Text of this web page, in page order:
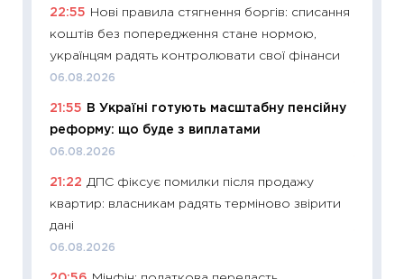
22:55
Нові правила стягнення боргів: списання
коштів без попередження стане нормою,
українцям радять контролювати свої фінанси
06.08.2026
21:55
В Україні готують масштабну пенсійну
реформу: що буде з виплатами
06.08.2026
21:22 ДПС фіксує помилки після продажу
квартир: власникам радять терміново звірити
дані
06.08.2026